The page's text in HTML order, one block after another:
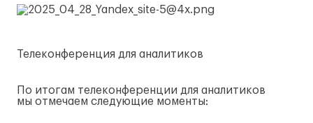
Телеконференция для аналитиков
По итогам телеконференции для аналитиков
мы отмечаем следующие моменты: